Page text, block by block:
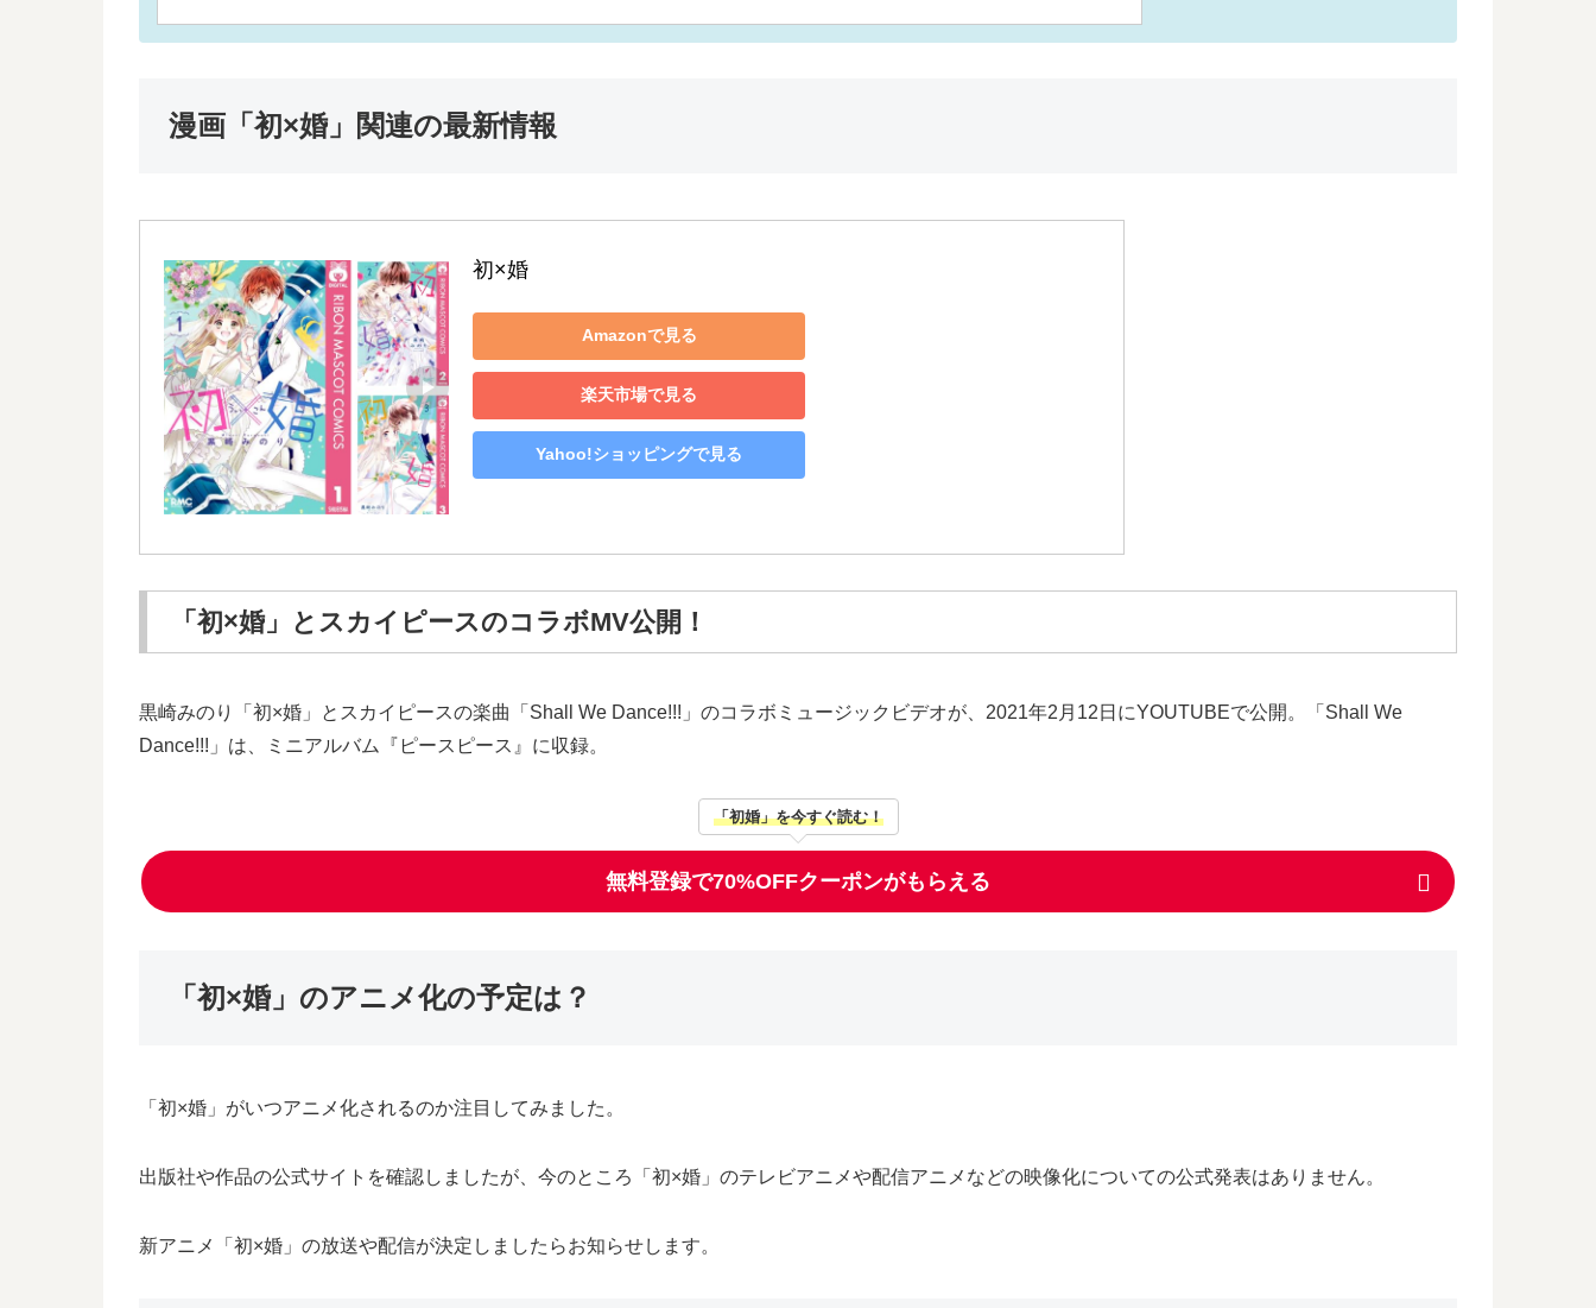
漫画「初×婚」関連の最新情報
初×婚
Amazonで見る
楽天市場で見る
Yahoo!ショッピングで見る
「初×婚」とスカイピースのコラボMV公開！
黒崎みのり「初×婚」とスカイピースの楽曲「Shall We Dance!!!」のコラボミュージックビデオが、2021年2月12日にYOUTUBEで公開。「Shall We
Dance!!!」は、ミニアルバム『ピースピース』に収録。
「初婚」を今すぐ読む！
無料登録で70%OFFクーポンがもらえる
「初×婚」のアニメ化の予定は？
「初×婚」がいつアニメ化されるのか注目してみました。
出版社や作品の公式サイトを確認しましたが、今のところ「初×婚」のテレビアニメや配信アニメなどの映像化についての公式発表はありません。
新アニメ「初×婚」の放送や配信が決定しましたらお知らせします。